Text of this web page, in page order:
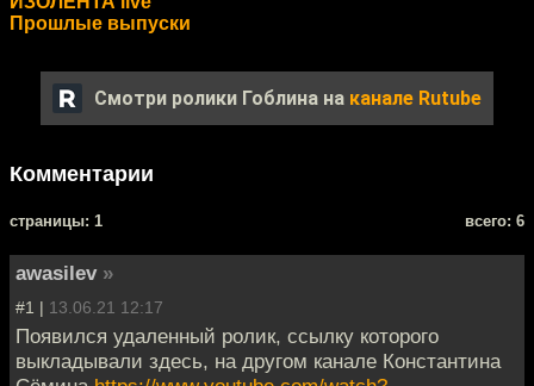
Прошлые выпуски
Смотри ролики Гоблина на канале Rutube
Комментарии
cтраницы: 1 всего: 6
awasilev »
#1 | 13.06.21 12:17
Появился удаленный ролик, ссылку которого
выкладывали здесь, на другом канале Константина